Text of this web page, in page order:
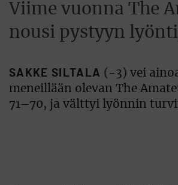
Viime vuonna The
nousi pystyyn
SAKKE SILTALA (-3) vei
meneillään olevan The
71–70, ja välttyi lyönnin